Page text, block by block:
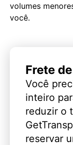
volumes
você.
Frete
Você
inteiro
reduzir o
reservar